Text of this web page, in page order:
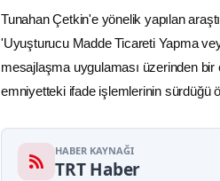
Tunahan Çetkin'e yönelik yapılan
'Uyuşturucu Madde Ticareti Yapma
mesajlaşma uygulaması üzerinden bir
emniyetteki ifade işlemlerinin sürdüğü
HABER KAYNAĞI
TRT Haber